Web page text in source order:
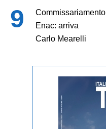
Commissariamento
Enac: arriva
Carlo Mearelli